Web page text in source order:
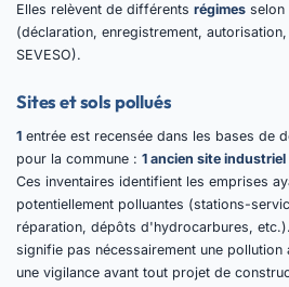
Elles relèvent de différents régimes selon
(déclaration, enregistrement,
SEVESO).
Sites et sols pollués
1 entrée est recensée dans les bases de
pour la commune : 1 ancien site industriel
Ces inventaires identifient les emprises
potentiellement polluantes (stations-
réparation, dépôts d'hydrocarbures,
signifie pas nécessairement une pollution
une vigilance avant tout projet de